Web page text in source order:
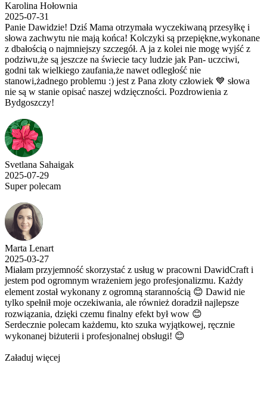
Karolina Hołownia
2025-07-31
Panie Dawidzie! Dziś Mama otrzymała wyczekiwaną przesyłkę i
słowa zachwytu nie mają końca! Kolczyki są przepiękne,wykonane
z dbałością o najmniejszy szczegół. A ja z kolei nie mogę wyjść z
podziwu,że są jeszcze na świecie tacy ludzie jak Pan- uczciwi,
godni tak wielkiego zaufania,że nawet odległość nie
stanowi,żadnego problemu :) jest z Pana złoty człowiek 💙 słowa
nie są w stanie opisać naszej wdzięczności. Pozdrowienia z
Bydgoszczy!
Svetlana Sahaigak
2025-07-29
Super polecam
Marta Lenart
2025-03-27
Miałam przyjemność skorzystać z usług w pracowni DawidCraft i
jestem pod ogromnym wrażeniem jego profesjonalizmu. Każdy
element został wykonany z ogromną starannością 😊 Dawid nie
tylko spełnił moje oczekiwania, ale również doradził najlepsze
rozwiązania, dzięki czemu finalny efekt był wow 😊
Serdecznie polecam każdemu, kto szuka wyjątkowej, ręcznie
wykonanej biżuterii i profesjonalnej obsługi! 😊
Załaduj więcej